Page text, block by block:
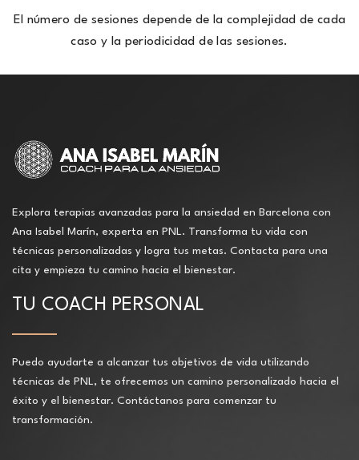
El número de sesiones depende de la complejidad de cada
caso y la periodicidad de las sesiones.
Explora terapias avanzadas para la ansiedad en Barcelona con
Ana Isabel Marín, experta en PNL. Transforma tu vida con
técnicas personalizadas y logra tus metas. Contacta para una
cita y empieza tu camino hacia el bienestar.
TU COACH PERSONAL
Puedo ayudarte a alcanzar tus objetivos de vida utilizando
técnicas de PNL, te ofrecemos un camino personalizado hacia el
éxito y el bienestar. Contáctanos para comenzar tu
transformación.